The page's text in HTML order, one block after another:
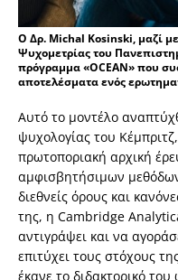
O Δρ. Michal Kosinski, μαζί
Ψυχομετρίας του
πρόγραμμα «OCEAN» που
αποτελέσματα ενός
Αυτό το μοντέλο
ψυχολογίας του
πρωτοποριακή αρχική
αμφισβητήσιμων
διεθνείς όρους και
της, η Cambridge
αντιγράψει και να
επιτύχει τους στόχους
έκανε το διδακτορικό